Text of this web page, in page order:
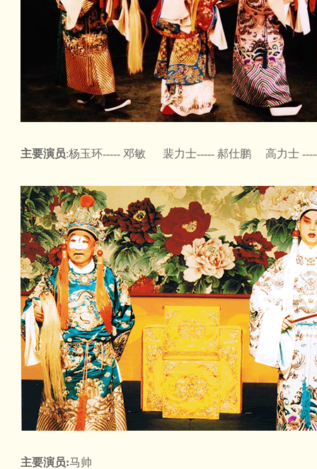
主要演员:杨玉环----- 邓敏 裴力士----- 郝仕鹏 高力士
主要演员:马帅